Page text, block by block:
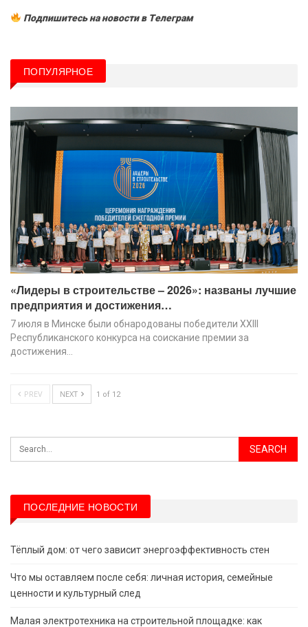
Подпишитесь на новости в Tелеграм
ПОПУЛЯРНОЕ
«Лидеры в строительстве – 2026»: названы лучшие
предприятия и достижения…
7 июля в Минске были обнародованы победители XХIII
Республиканского конкурса на соискание премии за
достижения…
PREV NEXT 1 of 12
ПОСЛЕДНИЕ НОВОСТИ
Тёплый дом: от чего зависит энергоэффективность стен
Что мы оставляем после себя: личная история, семейные
ценности и культурный след
Малая электротехника на строительной площадке: как